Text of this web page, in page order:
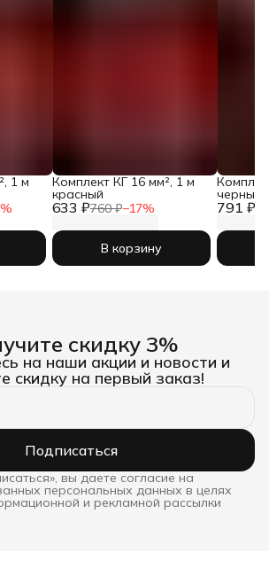
%
1 м
633 ₽760 ₽−17%
Комплект КГ 16 мм², 1 м
красный
В корзину
791 ₽
черный
скидку 3%
на наши акции и новости и
скидку на первый заказ!
Подписаться
вы даете согласие на
персональных данных в целях
и рекламной рассылки